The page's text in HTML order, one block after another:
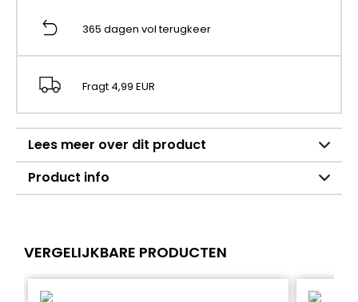
365 dagen vol terugkeer
Fragt 4,99 EUR
Lees meer over dit product
Product info
VERGELIJKBARE PRODUCTEN